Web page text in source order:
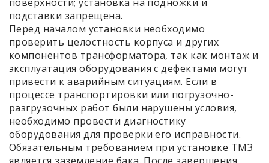
подставки запрещена.
Перед началом установки необходимо
проверить целостность корпуса и других
компонентов трансформатора, так как монтаж и
эксплуатация оборудования с дефектами могут
привести к аварийным ситуациям. Если в
процессе транспортировки или погрузочно-
разгрузочных работ были нарушены условия,
необходимо провести диагностику
оборудования для проверки его исправности.
Обязательным требованием при установке ТМЗ